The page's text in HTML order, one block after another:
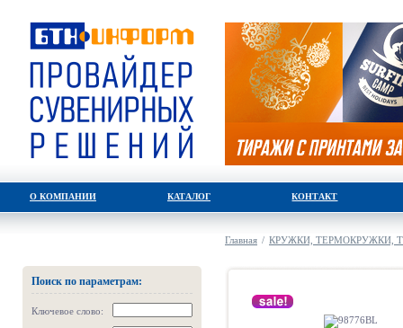
О КОМПАНИИ КАТАЛОГ КОНТАКТ
Поиск по параметрам:
Ключевое слово:
Главная / КРУЖКИ, ТЕРМОКРУЖКИ,